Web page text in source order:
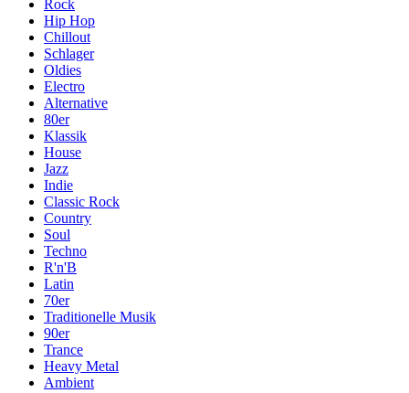
Rock
Hip Hop
Chillout
Schlager
Oldies
Electro
Alternative
80er
Klassik
House
Jazz
Indie
Classic Rock
Country
Soul
Techno
R'n'B
Latin
70er
Traditionelle Musik
90er
Trance
Heavy Metal
Ambient